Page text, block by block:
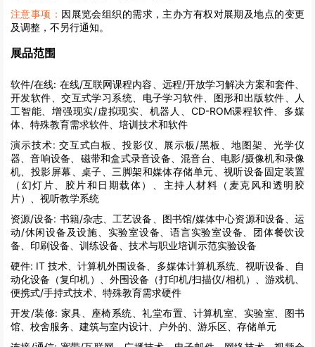
注意事项： 因展览会组织的需求，主办方有权对展期及地点的变更
及调整，不另行通知。
展品范围
软件/在线: 在线/互联网课程内容、远程/开放学习解决方案和套件、
开发软件、交互式学习系统、电子学习软件、图形和出版软件、人
工智能、增强现实/虚拟现实、机器人、CD-ROM课程软件、多媒
体、特殊教育需求软件、培训技术和软件
演示技术: 交互式白板、投影仪、展示板/黑板、地图架、光学仪
器、音响设备、磁带和盒式录音设备、混音台、电影/摄像机和录像
机、投影屏幕、桌子、三脚架和媒体存储单元、视听设备固定装置
（幻灯片、胶片和日期载体）、主持人材料（麦克风和透明胶
片）、视听教学系统
资源/设备: 书籍/杂志、工艺设备、图书馆/媒体中心资源和设备、运
动/休闲设备及设施、实验室设备、语言实验室设备、团体餐饮设
备、印刷设备、训练设备、技术与职业培训示范实验设备
硬件: IT 技术、计算机外围设备、多媒体计算机系统、视听设备、自
动化设备（复印机）、外围设备（打印机/扫描仪/相机）、游戏机、
便携式/手持式技术、特殊教育需求硬件
开发/装修: 家具、座椅系统、礼堂布置、计算机室、实验室、图书
馆、校舍服务、建筑与室内设计、户外的、游乐区、存储单元